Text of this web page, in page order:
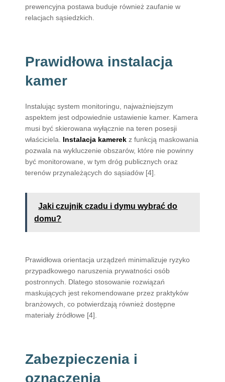
prewencyjna postawa buduje również zaufanie w
relacjach sąsiedzkich.
Prawidłowa instalacja
kamer
Instalując system monitoringu, najważniejszym
aspektem jest odpowiednie ustawienie kamer. Kamera
musi być skierowana wyłącznie na teren posesji
właściciela. Instalacja kamerek z funkcją maskowania
pozwala na wykluczenie obszarów, które nie powinny
być monitorowane, w tym dróg publicznych oraz
terenów przynależących do sąsiadów [4].
Jaki czujnik czadu i dymu wybrać do
domu?
Prawidłowa orientacja urządzeń minimalizuje ryzyko
przypadkowego naruszenia prywatności osób
postronnych. Dlatego stosowanie rozwiązań
maskujących jest rekomendowane przez praktyków
branżowych, co potwierdzają również dostępne
materiały źródłowe [4].
Zabezpieczenia i
oznaczenia